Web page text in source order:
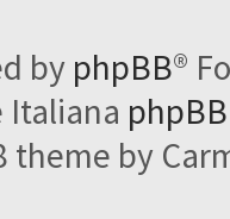
by phpBB®
Italiana
theme by